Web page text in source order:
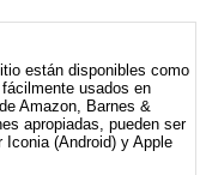
están disponibles como
usados ​​en
Amazon, Barnes &
apropiadas, pueden ser
(Android) y Apple